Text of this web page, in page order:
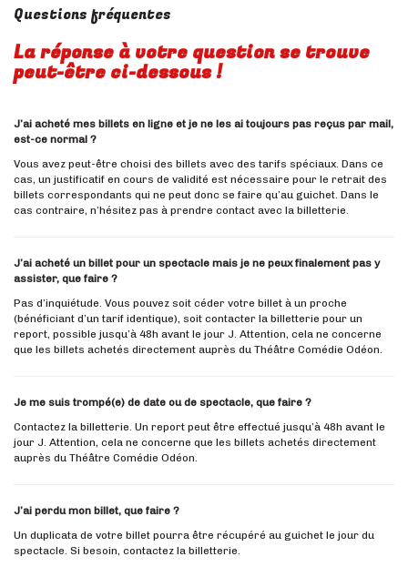
Questions fréquentes
La réponse à votre question se trouve
peut-être ci-dessous !
J’ai acheté mes billets en ligne et je ne les ai toujours pas reçus par mail,
est-ce normal ?
Vous avez peut-être choisi des billets avec des tarifs spéciaux. Dans ce
cas, un justificatif en cours de validité est nécessaire pour le retrait des
billets correspondants qui ne peut donc se faire qu’au guichet. Dans le
cas contraire, n’hésitez pas à prendre contact avec la billetterie.
J’ai acheté un billet pour un spectacle mais je ne peux finalement pas y
assister, que faire ?
Pas d’inquiétude. Vous pouvez soit céder votre billet à un proche
(bénéficiant d’un tarif identique), soit contacter la billetterie pour un
report, possible jusqu’à 48h avant le jour J. Attention, cela ne concerne
que les billets achetés directement auprès du Théâtre Comédie Odéon.
Je me suis trompé(e) de date ou de spectacle, que faire ?
Contactez la billetterie. Un report peut être effectué jusqu’à 48h avant le
jour J. Attention, cela ne concerne que les billets achetés directement
auprès du Théâtre Comédie Odéon.
J’ai perdu mon billet, que faire ?
Un duplicata de votre billet pourra être récupéré au guichet le jour du
spectacle. Si besoin, contactez la billetterie.